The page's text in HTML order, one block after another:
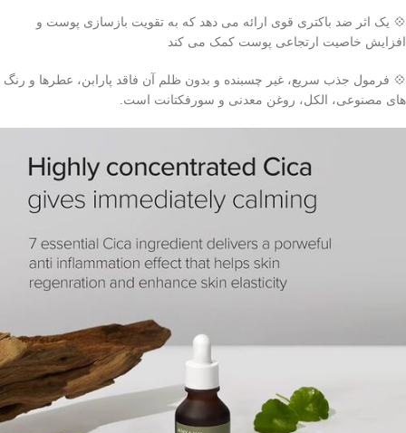
💠 یک اثر ضد باکتری قوی ارائه می دهد که به تقویت بازسازی پوست و
افزایش خاصیت ارتجاعی پوست کمک می کند
💠 فرمول جذب سریع، غیر چسبنده و بدون ظلم آن فاقد پارابن، عطرها و رنگ
های مصنوعی، الکل، روغن معدنی و سورفکتانت است.